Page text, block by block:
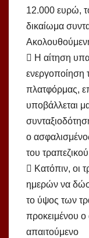
12.000 ευρώ,
δικαίωμα
 Η αίτηση
ενεργοποίηση
πλατφόρμας,
υποβάλλεται
ο
του
 Κατόπιν, οι
ημερών να
το ύψος των
προκειμένου
απαιτούμενο